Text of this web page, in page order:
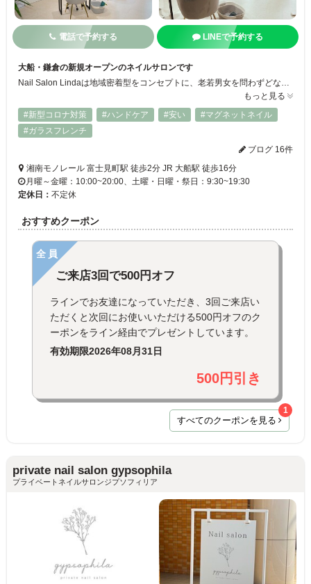
電話で予約する LINEで予約する
大船・鎌倉の新規オープンのネイルサロンです
もっと見る
#新型コロナ対策
#ハンドケア #安い
#マグネットネイル
#ガラスフレンチ
ブログ 16件
湘南モノレール 富士見町駅 徒歩2分 JR 大船駅 徒歩16分
月曜～金曜：10:00~20:00、土曜・日曜・祭日：9:30~19:30
定休日： 不定休
おすすめクーポン
全員
ご来店3回で500円オフ
ラインでお友達になっていただき、3回ご来店い
ただくと次回にお使いいただける500円オフのク
ーポンをライン経由でプレゼントしています。
有効期限2026年08月31日
500円引き
すべてのクーポンを見る
1
private nail salon gypsophila
プライベートネイルサロンジプソフィリア